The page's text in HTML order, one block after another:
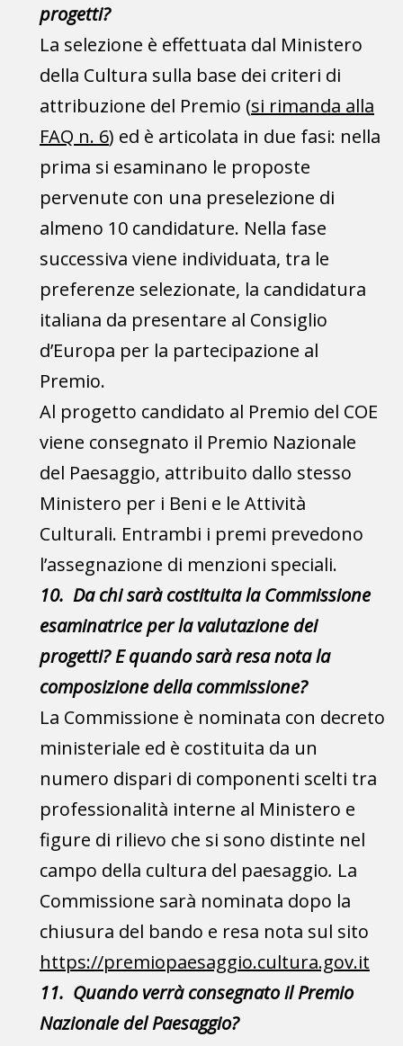
progetti?
La selezione è effettuata dal Ministero
della Cultura sulla base dei criteri di
attribuzione del Premio (si rimanda alla
FAQ n. 6) ed è articolata in due fasi: nella
prima si esaminano le proposte
pervenute con una preselezione di
almeno 10 candidature. Nella fase
successiva viene individuata, tra le
preferenze selezionate, la candidatura
italiana da presentare al Consiglio
d’Europa per la partecipazione al
Premio.
Al progetto candidato al Premio del COE
viene consegnato il Premio Nazionale
del Paesaggio, attribuito dallo stesso
Ministero per i Beni e le Attività
Culturali. Entrambi i premi prevedono
l’assegnazione di menzioni speciali.
10. Da chi sarà costituita la Commissione
esaminatrice per la valutazione dei
progetti? E quando sarà resa nota la
composizione della commissione?
La Commissione è nominata con decreto
ministeriale ed è costituita da un
numero dispari di componenti scelti tra
professionalità interne al Ministero e
figure di rilievo che si sono distinte nel
campo della cultura del paesaggio. La
Commissione sarà nominata dopo la
chiusura del bando e resa nota sul sito
https://premiopaesaggio.cultura.gov.it
11. Quando verrà consegnato il Premio
Nazionale del Paesaggio?